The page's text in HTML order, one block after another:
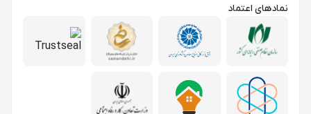
نمادهای اعتماد